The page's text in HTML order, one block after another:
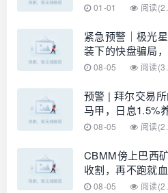
01-01 阅读
紧急预警｜极光
装下的快盘骗局
08-05 阅读
预警 | 拜尔交易
马甲，日息1.5%
08-05 阅读
CBMM傍上巴西
收割，再不跑就
08-05 阅读